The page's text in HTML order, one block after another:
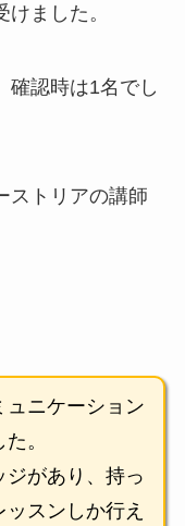
ました。
確認時は1名でし
ストリアの講師
ュニケーション
。
があり、持っ
スンしか行え